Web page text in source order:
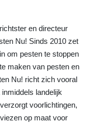
en directeur
Nu! Sinds 2010 zet
om pesten te stoppen
maken van pesten en
Nu! richt zich vooral
landelijk
voorlichtingen,
op maat voor